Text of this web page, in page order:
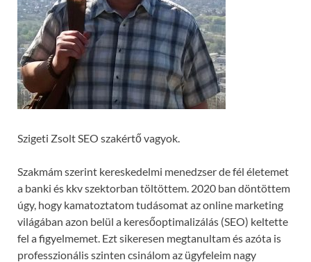
Szigeti Zsolt SEO szakértő vagyok.
Szakmám szerint kereskedelmi menedzser de fél életemet
a banki és kkv szektorban töltöttem. 2020 ban döntöttem
úgy, hogy kamatoztatom tudásomat az online marketing
világában azon belül a keresőoptimalizálás (SEO) keltette
fel a figyelmemet. Ezt sikeresen megtanultam és azóta is
professzionális szinten csinálom az ügyfeleim nagy